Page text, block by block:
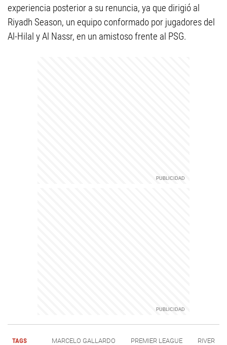
experiencia posterior a su renuncia, ya que dirigió al
Riyadh Season, un equipo conformado por jugadores del
Al-Hilal y Al Nassr, en un amistoso frente al PSG.
TAGS MARCELO GALLARDO PREMIER LEAGUE RIVER